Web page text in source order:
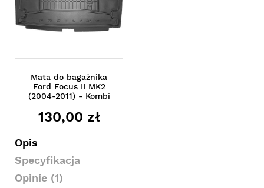
Mata do bagażnika
Ford Focus II MK2
(2004-2011) - Kombi
130,00 zł
Opis
Specyfikacja
Opinie (1)